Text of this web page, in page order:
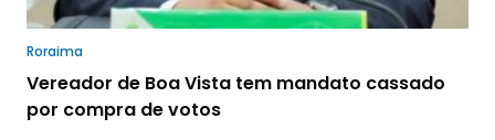
Roraima
Vereador de Boa Vista tem mandato cassado
por compra de votos